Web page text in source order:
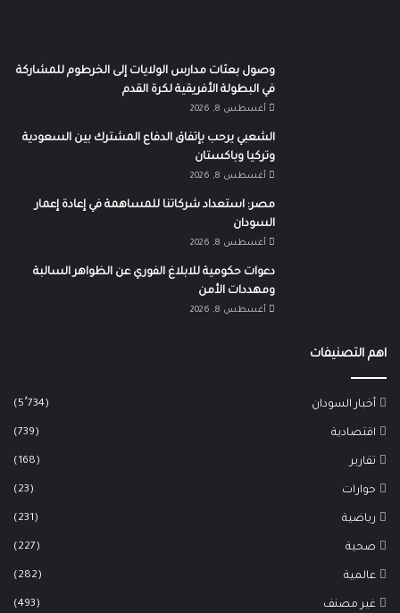
وصول بعثات مدارس الولايات إلى الخرطوم للمشاركة
في البطولة الأفريقية لكرة القدم
أغسطس 8, 2026
الشعبي يرحب بإتفاق الدفاع المشترك بين السعودية
وتركيا وباكستان
أغسطس 8, 2026
مصر: استعداد شركاتنا للمساهمة في إعادة إعمار
السودان
أغسطس 8, 2026
دعوات حكومية للابلاغ الفوري عن الظواهر السالبة
ومهددات الأمن
أغسطس 8, 2026
اهم التصنيفات
أخبار السودان (5٬734)
اقتصادية (739)
تقارير (168)
حوارات (23)
رياضية (231)
صحية (227)
عالمية (282)
غير مصنف (493)